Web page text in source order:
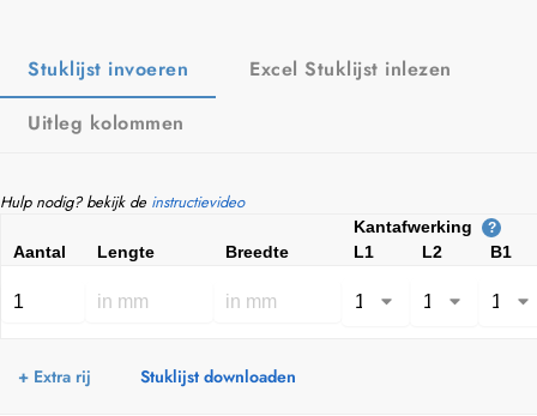
Stuklijst invoeren
Excel Stuklijst inlezen
Uitleg kolommen
Hulp nodig? bekijk de instructievideo
Kantafwerking ?
Aantal Lengte Breedte L1 L2 B1
+ Extra rij Stuklijst downloaden